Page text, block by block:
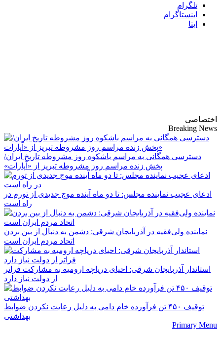
تلگرام
اینستاگرام
ایتا
اختصاصی
Breaking News
دسترسی همگانی به مراسم باشکوه روز مشروطه تاریخ ایران/
پخش زنده مراسم روز مشروطه تبریز از «آپارات»
ادعای عجیب نماینده مجلس: تا دو ماه آینده موج جدیدی از تورم در
راه است
نماینده ولی‌فقیه در آذربایجان شرقی: دشمن به دنبال از بین بردن
اتحاد مردم ایران است
استاندار آذربایجان شرقی: احیای دریاچه ارومیه به مشارکت فراتر
از دولت نیاز دارد
توقیف ۴۵۰ تن فرآورده خام دامی به دلیل رعایت نکردن ضوابط
بهداشتی
Primary Menu